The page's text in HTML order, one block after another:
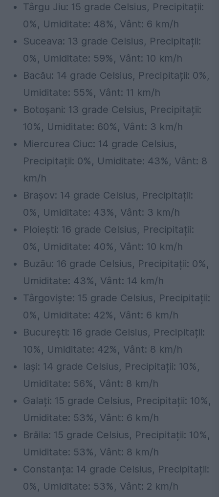
Târgu Jiu: 15 grade Celsius, Precipitații:
0%, Umiditate: 48%, Vânt: 6 km/h
Suceava: 13 grade Celsius, Precipitații:
0%, Umiditate: 59%, Vânt: 10 km/h
Bacău: 14 grade Celsius, Precipitații: 0%,
Umiditate: 55%, Vânt: 11 km/h
Botoșani: 13 grade Celsius, Precipitații:
10%, Umiditate: 60%, Vânt: 3 km/h
Miercurea Ciuc: 14 grade Celsius,
Precipitații: 0%, Umiditate: 43%, Vânt: 8
km/h
Brașov: 14 grade Celsius, Precipitații:
0%, Umiditate: 43%, Vânt: 3 km/h
Ploiești: 16 grade Celsius, Precipitații:
0%, Umiditate: 40%, Vânt: 10 km/h
Buzău: 16 grade Celsius, Precipitații: 0%,
Umiditate: 43%, Vânt: 14 km/h
Târgoviște: 15 grade Celsius, Precipitații:
0%, Umiditate: 42%, Vânt: 6 km/h
București: 16 grade Celsius, Precipitații:
10%, Umiditate: 42%, Vânt: 8 km/h
Iași: 14 grade Celsius, Precipitații: 10%,
Umiditate: 56%, Vânt: 8 km/h
Galați: 15 grade Celsius, Precipitații: 10%,
Umiditate: 53%, Vânt: 6 km/h
Brăila: 15 grade Celsius, Precipitații: 10%,
Umiditate: 53%, Vânt: 8 km/h
Constanța: 14 grade Celsius, Precipitații:
0%, Umiditate: 53%, Vânt: 2 km/h